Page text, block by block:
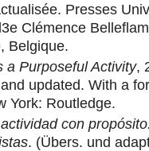
Presses
Clémence
Belgique.
a Purposeful Activity,
updated. With a
York: Routledge.
con
. (Übers. und